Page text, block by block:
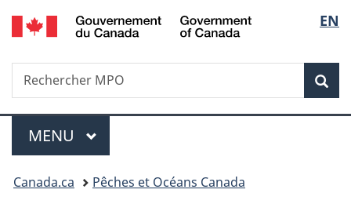
Passer
au
Passer
à
du
Passer
à
simplifiée
de
la
EN
Recherche
Rechercher
MPO
Menu
MENU PRINCIPAL
Vous
Canada.ca Pêches et Océans Canada